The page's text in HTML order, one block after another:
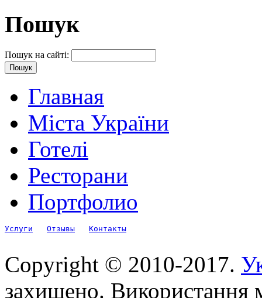
Пошук
Пошук на сайті:
Главная
Міста України
Готелі
Ресторани
Портфолио
Услуги Отзывы Контакты
Copyright © 2010-2017.
захищено. Використання